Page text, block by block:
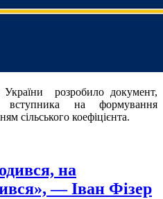
України розробило документ,
вступника на формування
сільського коефіцієнта.
на
— Іван Фізер